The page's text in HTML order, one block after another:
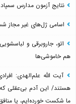
نتایج آزمون مدارس سمپاد
اسامی ژل‌های غیر
اتو، جاروبرقی و
هم خاموشی‌ها
آیت الله علم‌الهدی:
ما شکست خورده‌ایم، یا